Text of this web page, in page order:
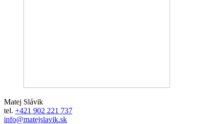
Matej Slávik
tel. +421 902 221 737
info@matejslavik.sk